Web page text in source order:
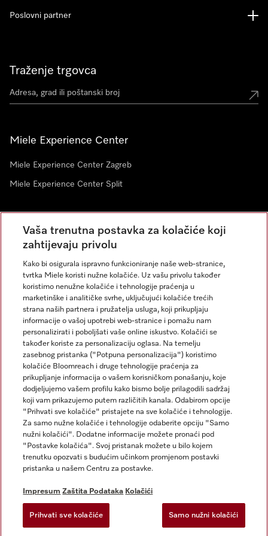
Traženje trgovca
Miele Experience Center
Miele Experience Center Zagreb
Miele Experience Center Split
Newsletter
Poslovni partner
Impresum
Opći uvjeti
Zaštita podataka
Uvjeti Korištenja
Izjava o pristupačnosti
Zakon o digitalnim uslugama
Postavke kolačića
Miele na Instagramu
Miele na Facebooku
Vaša trenutna postavka za kolačiće koji
zahtijevaju privolu
Kako bi osigurala ispravno funkcioniranje naše web-stranice,
tvrtka Miele koristi nužne kolačiće. Uz vašu privolu također
koristimo nenužne kolačiće i tehnologije praćenja u
marketinške i analitičke svrhe, uključujući kolačiće trećih
strana naših partnera i pružatelja usluga, koji prikupljaju
informacije o vašoj upotrebi web-stranice i pomažu nam
personalizirati i poboljšati vaše online iskustvo. Kolačići se
također koriste za personalizaciju oglasa. Na temelju
zasebnog pristanka ("Potpuna personalizacija") koristimo
kolačiće Bloomreach i druge tehnologije praćenja za
prikupljanje informacija o vašem korisničkom ponašanju, koje
dodjeljujemo vašem profilu kako bismo bolje prilagodili sadržaj
koji vam prikazujemo putem različitih kanala. Odabirom opcije
"Prihvati sve kolačiće" pristajete na sve kolačiće i tehnologije.
Za samo nužne kolačiće i tehnologije odaberite opciju "Samo
nužni kolačići". Dodatne informacije možete pronaći pod
"Postavke kolačića". Svoj pristanak možete u bilo kojem
trenutku opozvati s budućim učinkom promjenom postavki
pristanka u našem Centru za postavke.
Impresum Zaštita Podataka Kolačići
Prihvati sve kolačiće Samo nužni kolačići